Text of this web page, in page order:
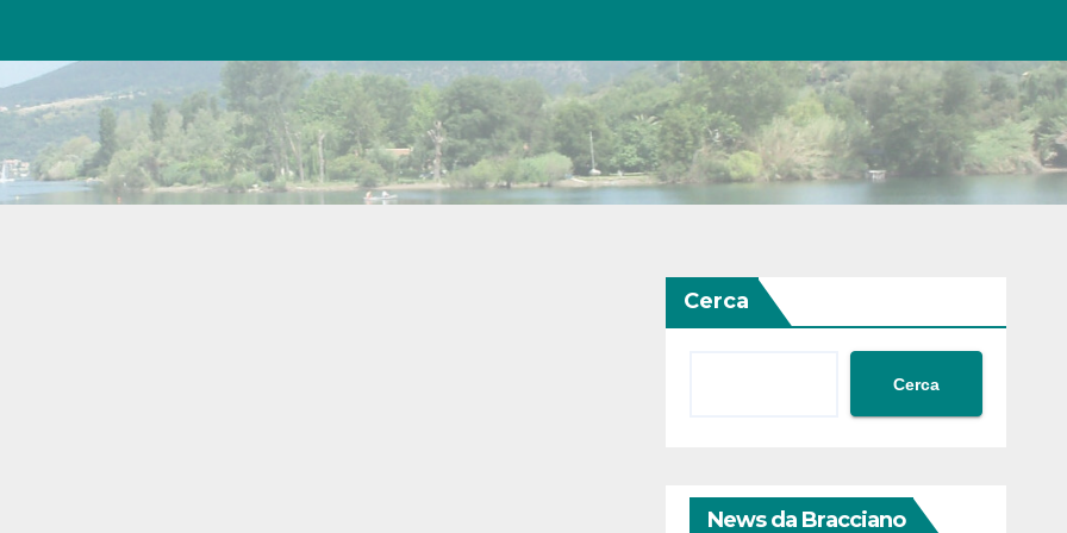
Cerca
Cerca
News da Bracciano